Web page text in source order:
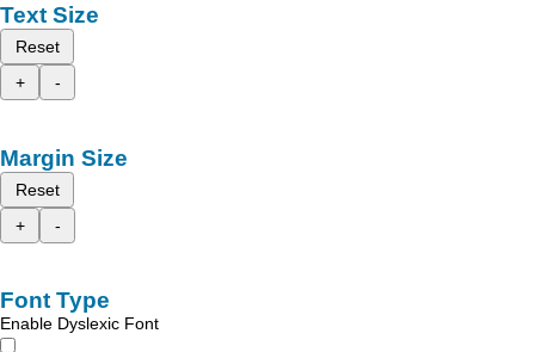
Text Size
Reset
+
-
Margin Size
Reset
+
-
Font Type
Enable Dyslexic Font